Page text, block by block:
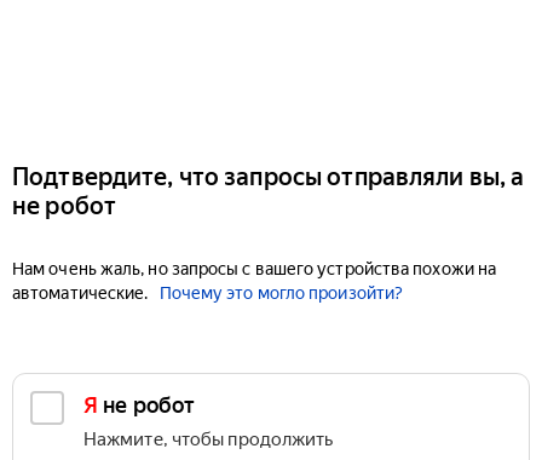
Подтвердите, что запросы отправляли вы, а
не робот
Нам очень жаль, но запросы с вашего устройства похожи на
автоматические.
Почему это могло произойти?
Я не робот
Нажмите, чтобы продолжить